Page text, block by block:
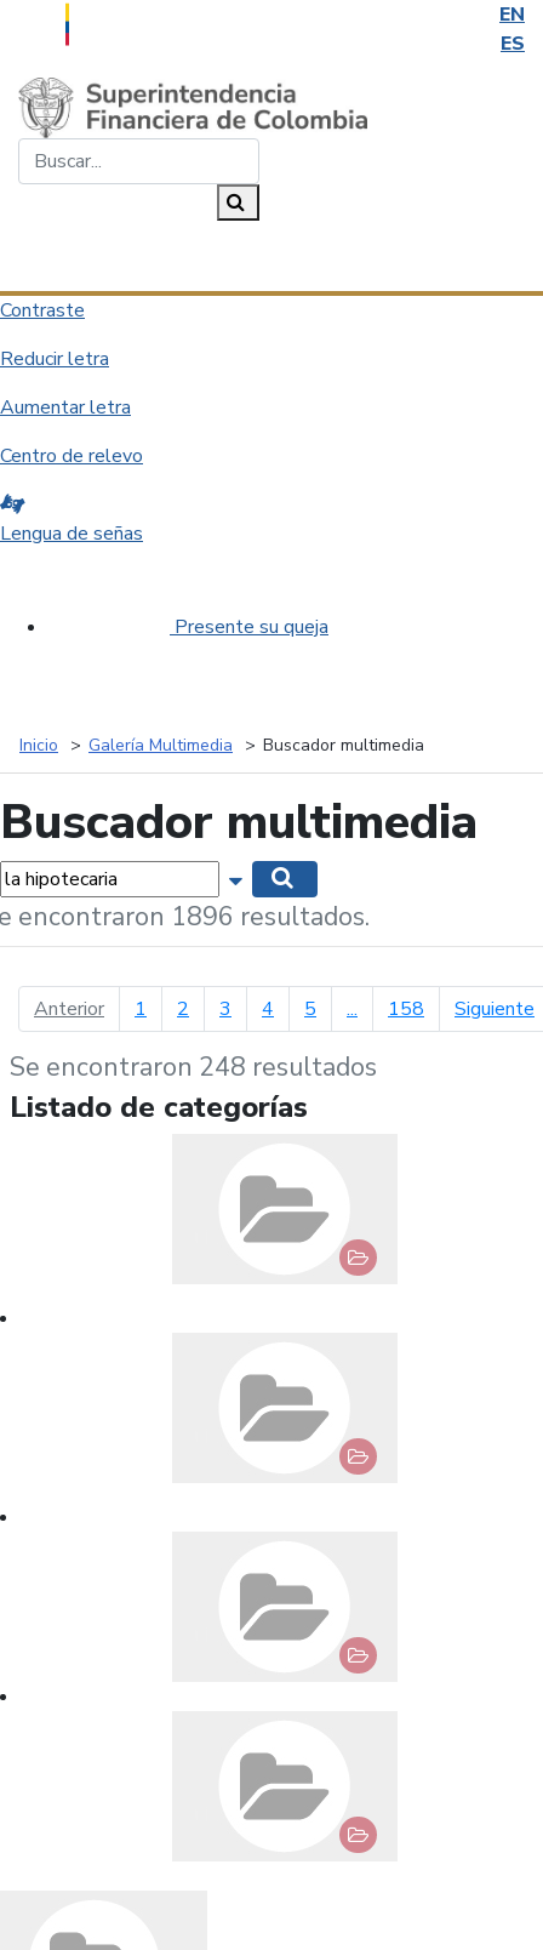
EN
ES
Saltar al contenido principal
Contraste
Reducir letra
Aumentar letra
Centro de relevo
Lengua de señas
Presente su queja
Inicio Galería Multimedia Buscador multimedia
Buscador multimedia
Mostrar opciones de búsqueda
encontraron 1896 resultados.
Anteriorpágina anterior
1 2 3 4 5 ... 158 Siguiente
Se encontraron 248 resultados
Listado de categorías